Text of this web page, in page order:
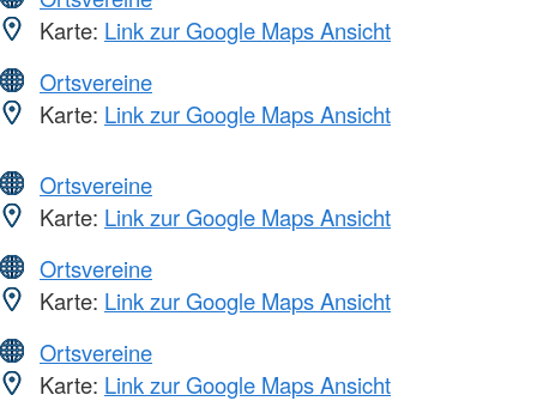
Karte: Link zur Google Maps Ansicht
Ortsvereine
Karte: Link zur Google Maps Ansicht
Ortsvereine
Karte: Link zur Google Maps Ansicht
Ortsvereine
Karte: Link zur Google Maps Ansicht
Ortsvereine
Karte: Link zur Google Maps Ansicht